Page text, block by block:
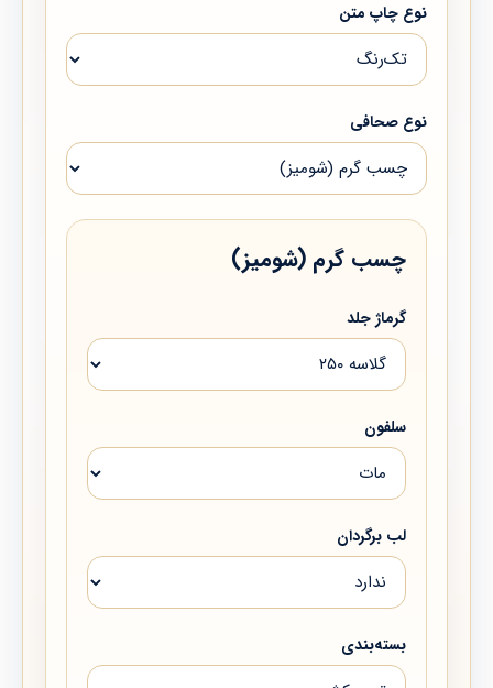
نوع چاپ متن
نوع صحافی
چسب گرم (شومیز)
گرماژ جلد
سلفون
لب برگردان
بسته‌بندی